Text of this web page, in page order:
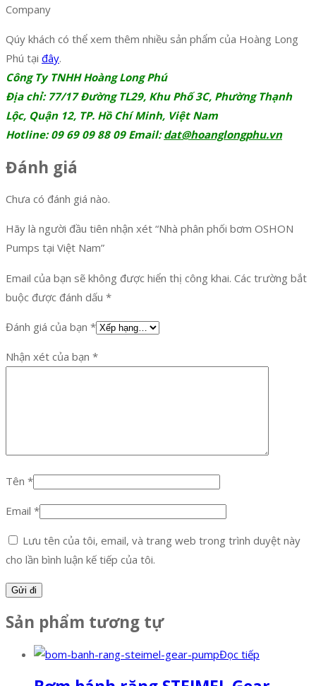
Company
Qúy khách có thể xem thêm nhiều sản phẩm của Hoàng Long
Phú tại đây.
Công Ty TNHH Hoàng Long Phú
Địa chỉ: 77/17 Đường TL29, Khu Phố 3C, Phường Thạnh
Lộc, Quận 12, TP. Hồ Chí Minh, Việt Nam
Hotline: 09 69 09 88 09 Email:dat@hoanglongphu.vn
Đánh giá
Chưa có đánh giá nào.
Hãy là người đầu tiên nhận xét “Nhà phân phối bơm OSHON
Pumps tại Việt Nam”
Email của bạn sẽ không được hiển thị công khai. Các trường bắt
buộc được đánh dấu *
Đánh giá của bạn *
Nhận xét của bạn *
Tên *
Email *
Lưu tên của tôi, email, và trang web trong trình duyệt này
cho lần bình luận kế tiếp của tôi.
Sản phẩm tương tự
Đọc tiếp